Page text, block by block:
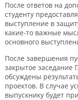
После ответов на
студенту
выступление в
какие-то важные
основного
После завершения
закрытое заседание
обсуждены
проектов. В случае
выпускнику будет